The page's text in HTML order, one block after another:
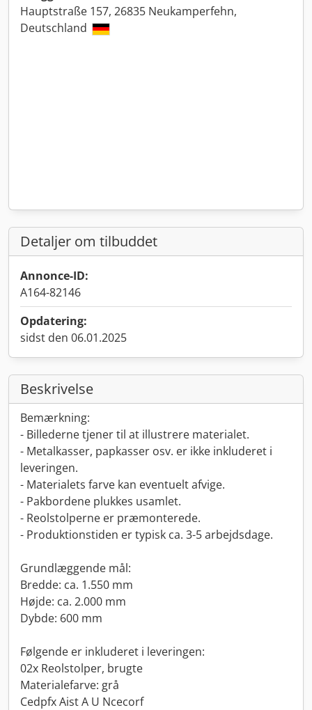
Hauptstraße 157, 26835 Neukamperfehn,
Deutschland
Detaljer om tilbuddet
Annonce-ID:
A164-82146
Opdatering:
sidst den 06.01.2025
Beskrivelse
Bemærkning:
- Billederne tjener til at illustrere materialet.
- Metalkasser, papkasser osv. er ikke inkluderet i
leveringen.
- Materialets farve kan eventuelt afvige.
- Pakbordene plukkes usamlet.
- Reolstolperne er præmonterede.
- Produktionstiden er typisk ca. 3-5 arbejdsdage.
Grundlæggende mål:
Bredde: ca. 1.550 mm
Højde: ca. 2.000 mm
Dybde: 600 mm
Følgende er inkluderet i leveringen:
02x Reolstolper, brugte
Materialefarve: grå
Cedpfx Aist A U Ncecorf